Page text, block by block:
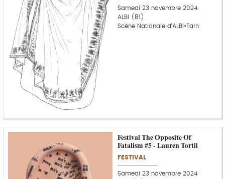
Samedi 23 novembre 2024
ALBI (81)
Scène Nationale d’ALBI•Tarn
Festival The Opposite Of
Fatalism #5 - Lauren Tortil
FESTIVAL
Samedi 23 novembre 2024